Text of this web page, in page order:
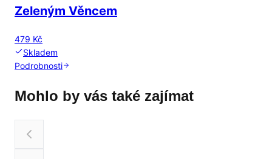
Zeleným Věncem
479 Kč
Skladem
Podrobnosti
Mohlo by vás také zajímat